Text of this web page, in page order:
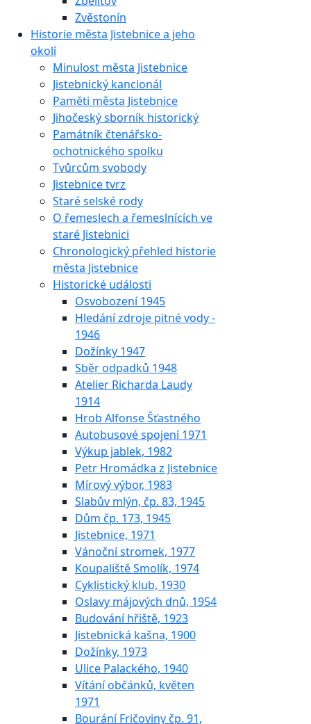
Zvěstonín
Historie města Jistebnice a jeho
okolí
Minulost města Jistebnice
Jistebnický kancionál
Paměti města Jistebnice
Jihočeský sborník historický
Památník čtenářsko-
ochotnického spolku
Tvůrcům svobody
Jistebnice tvrz
Staré selské rody
O řemeslech a řemeslnících ve
staré Jistebnici
Chronologický přehled historie
města Jistebnice
Historické události
Osvobození 1945
Hledání zdroje pitné vody -
1946
Dožínky 1947
Sběr odpadků 1948
Atelier Richarda Laudy
1914
Hrob Alfonse Šťastného
Autobusové spojení 1971
Výkup jablek, 1982
Petr Hromádka z Jistebnice
Mírový výbor, 1983
Slabův mlýn, čp. 83, 1945
Dům čp. 173, 1945
Jistebnice, 1971
Vánoční stromek, 1977
Koupaliště Smolík, 1974
Cyklistický klub, 1930
Oslavy májových dnů, 1954
Budování hřiště, 1923
Jistebnická kašna, 1900
Dožínky, 1973
Ulice Palackého, 1940
Vítání občánků, květen
1971
Bourání Fričoviny čp. 91,